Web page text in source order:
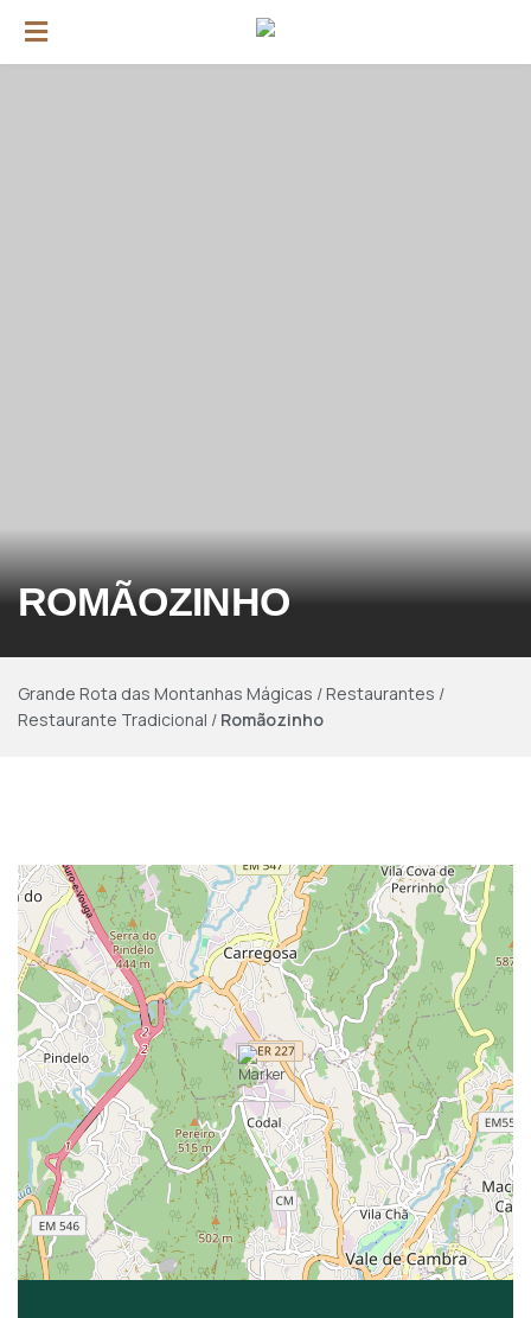
ROMÃOZINHO
Grande Rota das Montanhas Mágicas /Restaurantes /
Restaurante Tradicional / Romãozinho